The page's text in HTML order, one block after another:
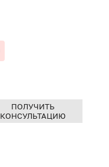
ПОЛУЧИТЬ
КОНСУЛЬТАЦИЮ